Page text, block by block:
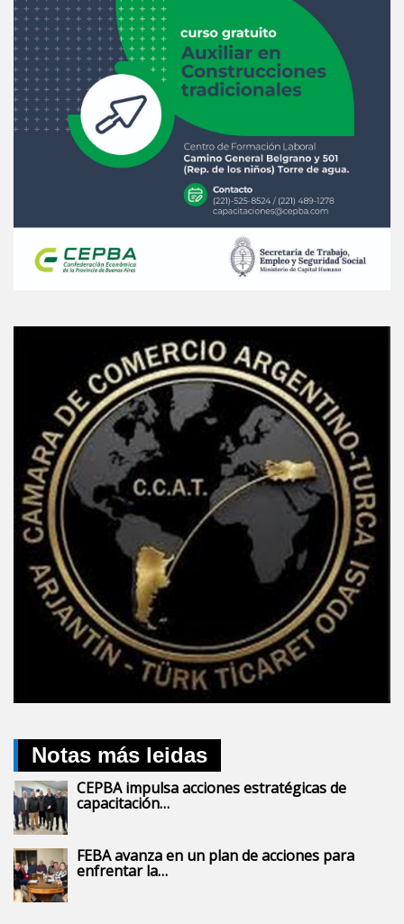
Notas más leidas
CEPBA impulsa acciones estratégicas de
capacitación…
FEBA avanza en un plan de acciones para
enfrentar la…